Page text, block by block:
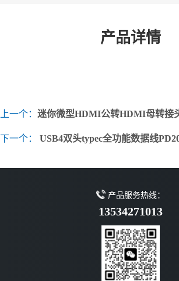
产品详情
上一个： 迷你微型HDMI公转HDMI母转接
下一个： USB4双头typec全功能数据线
产品服务热线：
13534271013